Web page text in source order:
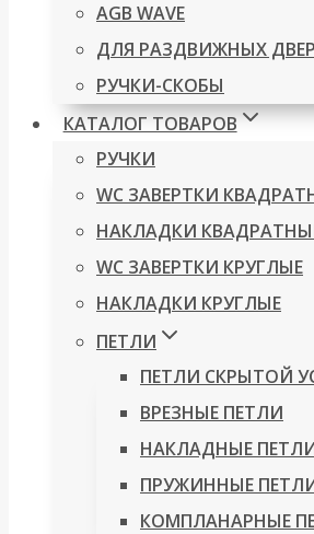
AGB WAVE
ДЛЯ РАЗДВИЖНЫХ
РУЧКИ-СКОБЫ
КАТАЛОГ ТОВАРОВ
РУЧКИ
WC ЗАВЕРТКИ
НАКЛАДКИ
WC ЗАВЕРТКИ КРУГЛЫЕ
НАКЛАДКИ КРУГЛЫЕ
ПЕТЛИ
ПЕТЛИ СКРЫТОЙ
ВРЕЗНЫЕ ПЕТЛИ
НАКЛАДНЫЕ ПЕТЛИ
ПРУЖИННЫЕ
КОМПЛАНАРНЫЕ